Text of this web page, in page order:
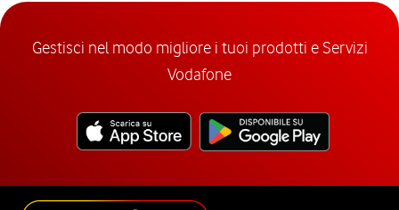
Gestisci nel modo migliore i tuoi prodotti e Servizi
Vodafone